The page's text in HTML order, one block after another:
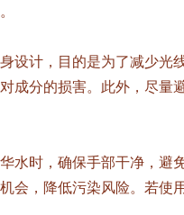
设计，目的是为了减少光
成分的损害。此外，尽量
水时，确保手部干净，避
会，降低污染风险。若使